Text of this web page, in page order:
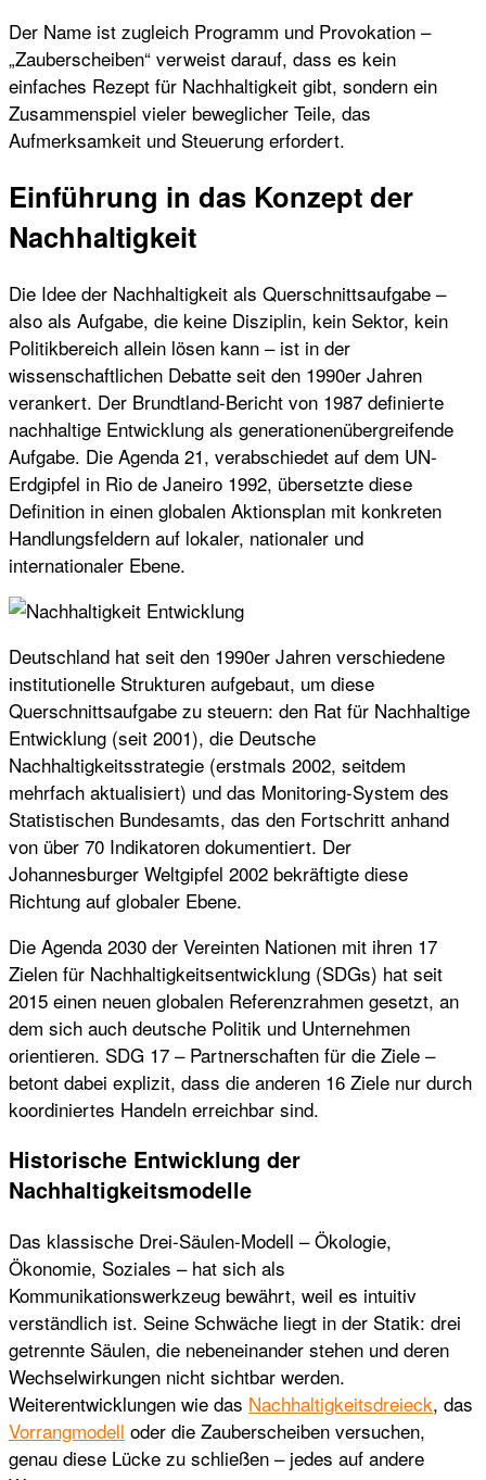
Der Name ist zugleich Programm und Provokation –
„Zauberscheiben“ verweist darauf, dass es kein
einfaches Rezept für Nachhaltigkeit gibt, sondern ein
Zusammenspiel vieler beweglicher Teile, das
Aufmerksamkeit und Steuerung erfordert.
Einführung in das Konzept der
Nachhaltigkeit
Die Idee der Nachhaltigkeit als Querschnittsaufgabe –
also als Aufgabe, die keine Disziplin, kein Sektor, kein
Politikbereich allein lösen kann – ist in der
wissenschaftlichen Debatte seit den 1990er Jahren
verankert. Der Brundtland-Bericht von 1987 definierte
nachhaltige Entwicklung als generationenübergreifende
Aufgabe. Die Agenda 21, verabschiedet auf dem UN-
Erdgipfel in Rio de Janeiro 1992, übersetzte diese
Definition in einen globalen Aktionsplan mit konkreten
Handlungsfeldern auf lokaler, nationaler und
internationaler Ebene.
Deutschland hat seit den 1990er Jahren verschiedene
institutionelle Strukturen aufgebaut, um diese
Querschnittsaufgabe zu steuern: den Rat für Nachhaltige
Entwicklung (seit 2001), die Deutsche
Nachhaltigkeitsstrategie (erstmals 2002, seitdem
mehrfach aktualisiert) und das Monitoring-System des
Statistischen Bundesamts, das den Fortschritt anhand
von über 70 Indikatoren dokumentiert. Der
Johannesburger Weltgipfel 2002 bekräftigte diese
Richtung auf globaler Ebene.
Die Agenda 2030 der Vereinten Nationen mit ihren 17
Zielen für Nachhaltigkeitsentwicklung (SDGs) hat seit
2015 einen neuen globalen Referenzrahmen gesetzt, an
dem sich auch deutsche Politik und Unternehmen
orientieren. SDG 17 – Partnerschaften für die Ziele –
betont dabei explizit, dass die anderen 16 Ziele nur durch
koordiniertes Handeln erreichbar sind.
Historische Entwicklung der
Nachhaltigkeitsmodelle
Das klassische Drei-Säulen-Modell – Ökologie,
Ökonomie, Soziales – hat sich als
Kommunikationswerkzeug bewährt, weil es intuitiv
verständlich ist. Seine Schwäche liegt in der Statik: drei
getrennte Säulen, die nebeneinander stehen und deren
Wechselwirkungen nicht sichtbar werden.
Weiterentwicklungen wie das Nachhaltigkeitsdreieck, das
Vorrangmodell oder die Zauberscheiben versuchen,
genau diese Lücke zu schließen – jedes auf andere